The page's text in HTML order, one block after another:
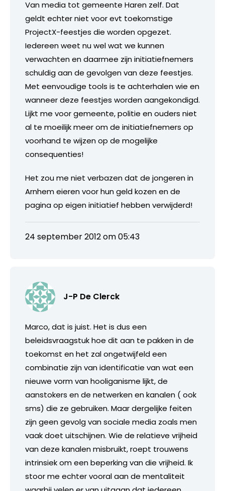
Van media tot gemeente Haren zelf. Dat
geldt echter niet voor evt toekomstige
ProjectX-feestjes die worden opgezet.
Iedereen weet nu wel wat we kunnen
verwachten en daarmee zijn initiatiefnemers
schuldig aan de gevolgen van deze feestjes.
Met eenvoudige tools is te achterhalen wie en
wanneer deze feestjes worden aangekondigd.
Lijkt me voor gemeente, politie en ouders niet
al te moeilijk meer om de initiatiefnemers op
voorhand te wijzen op de mogelijke
consequenties!
Het zou me niet verbazen dat de jongeren in
Arnhem eieren voor hun geld kozen en de
pagina op eigen initiatief hebben verwijderd!
24 september 2012 om 05:43
J-P De Clerck
Marco, dat is juist. Het is dus een
beleidsvraagstuk hoe dit aan te pakken in de
toekomst en het zal ongetwijfeld een
combinatie zijn van identificatie van wat een
nieuwe vorm van hooliganisme lijkt, de
aanstokers en de netwerken en kanalen ( ook
sms) die ze gebruiken. Maar dergelijke feiten
zijn geen gevolg van sociale media zoals men
vaak doet uitschijnen. Wie de relatieve vrijheid
van deze kanalen misbruikt, roept trouwens
intrinsiek om een beperking van die vrijheid. Ik
stoor me echter vooral aan de mentaliteit